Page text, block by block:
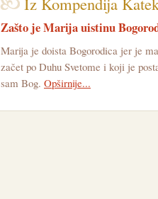
Zašto je Marija uistinu
Marija je doista Bogorodica jer je
začet po Duhu Svetome i koji je
sam Bog. Opširnije...